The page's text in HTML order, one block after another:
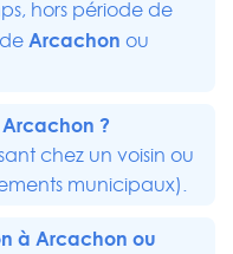
hors période de
Arcachon ou
?
chez un voisin ou
municipaux).
à Arcachon ou